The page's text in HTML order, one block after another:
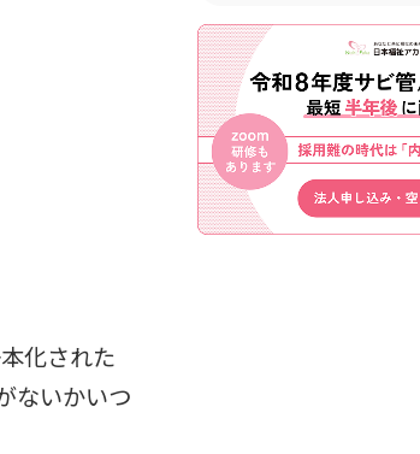
化された
ないかいつ